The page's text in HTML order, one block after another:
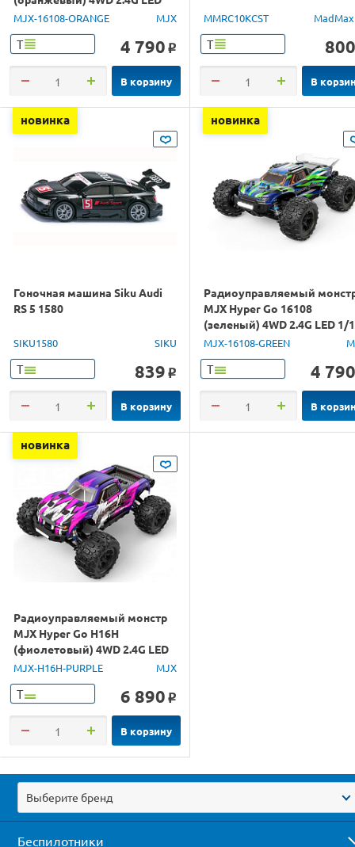
1/16 RTR
MJX-16108-ORANGE MJX
Т 4 790 o
В корзину
MMRC10KCST
Т 800
В
новинка
Гоночная машина Siku Audi
RS 5 1580
SIKU1580 SIKU
Т 839 o
В корзину
новинка
Радиоуправляемый
MJX Hyper Go 16108
(зеленый) 4WD 2.4G LED 1/
RTR
MJX-16108-GREEN
Т 4 790
В
новинка
Радиоуправляемый монстр
MJX Hyper Go H16H
(фиолетовый) 4WD 2.4G LED
GPS 1/16 RTR
MJX-H16H-PURPLE MJX
Т 6 890 o
В корзину
Выберите бренд
Беспилотники